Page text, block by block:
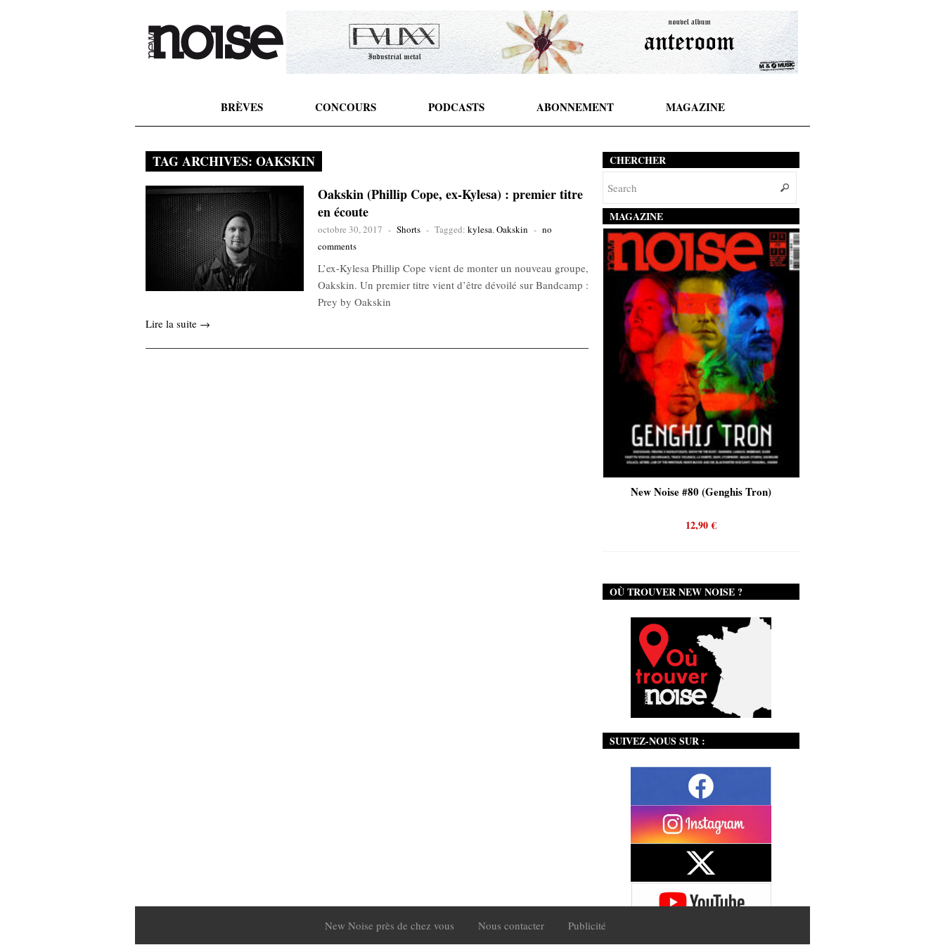
BRÈVES CONCOURS PODCASTS ABONNEMENT MAGAZINE
TAG ARCHIVES: OAKSKIN
Oakskin (Phillip Cope, ex-Kylesa) : premier titre
en écoute
octobre 30, 2017 - Shorts - Tagged: kylesa,Oakskin - no
comments
L’ex-Kylesa Phillip Cope vient de monter un nouveau groupe,
Oakskin. Un premier titre vient d’être dévoilé sur Bandcamp :
Prey by Oakskin
Lire la suite →
CHERCHER
MAGAZINE
New Noise #80 (Genghis Tron)
12,90€
OÙ TROUVER NEW NOISE ?
SUIVEZ-NOUS SUR :
New Noise près de chez vous Nous contacter Publicité